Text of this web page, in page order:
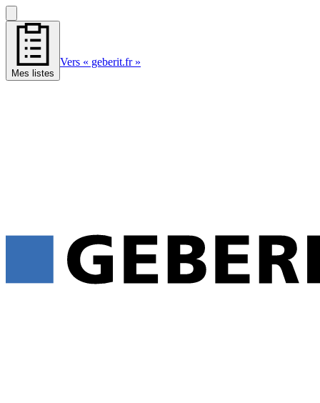
Mes listes
Vers « geberit.fr »